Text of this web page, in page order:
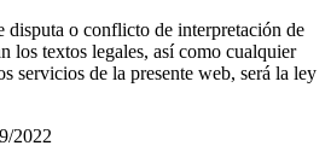
disputa o conflicto de interpretación de
los textos legales, así como cualquier
servicios de la presente web, será la ley
2022